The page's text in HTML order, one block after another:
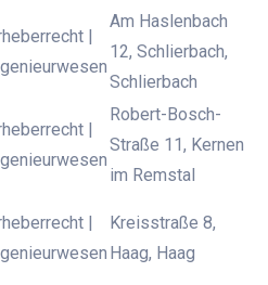
|
Am Haslenbach
12, Schlierbach,
Schlierbach
|
Robert-Bosch-
Straße 11, Kernen
im Remstal
|
Kreisstraße 8,
Haag, Haag